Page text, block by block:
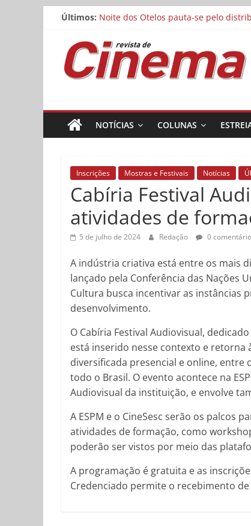
Pular
conteúdo
Últimos: Noite dos Otelos pauta-se pelo
Estão abertas as inscrições para o
Concurso Cine.Ema abre inscrições
Matheus Nachtergaele e Gregório
Revista
de
Cinema
NOTÍCIAS COLUNAS
Inscrições Mostras e Festivais Notícias
Cabíria Festival
atividades de
5 de julho de 2024 Redação 0
A indústria criativa está entre os mais
lançado pela Conferência das Nações
Cultura busca incentivar as instâncias
desenvolvimento.
O Cabíria Festival Audiovisual,
está inserido nesse contexto e retorna
diversificada presencial e online, entre
todo o Brasil. O evento acontece na
Audiovisual da instituição, e envolve
A ESPM e o CineSesc serão os palcos
atividades de formação, como
poderão ser vistos por meio das
A programação é gratuita e as
Credenciado permite o recebimento